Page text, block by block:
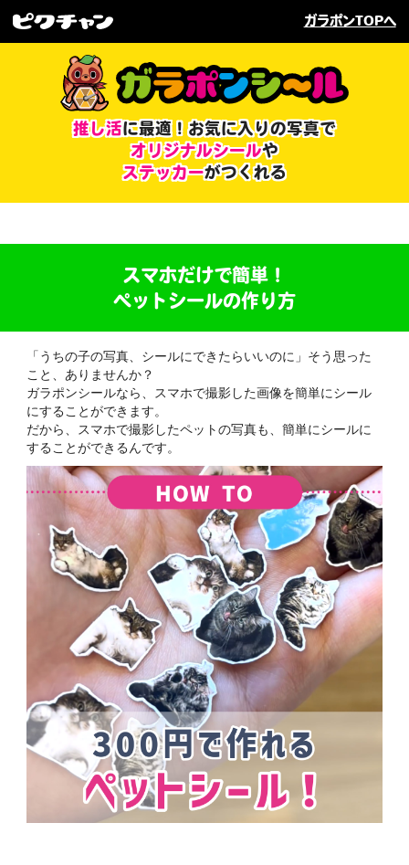
ガラポンTOPへ
推し活に最適！お気に入りの写真で
オリジナルシールや
ステッカーがつくれる
スマホだけで簡単！
ペットシールの作り方
「うちの子の写真、シールにできたらいいのに」そう思った
こと、ありませんか？
ガラポンシールなら、スマホで撮影した画像を簡単にシール
にすることができます。
だから、スマホで撮影したペットの写真も、簡単にシールに
することができるんです。